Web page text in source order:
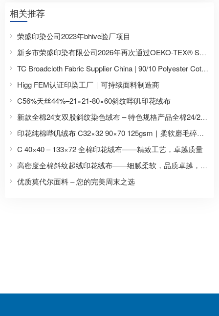
相关推荐
荣盛印染公司2023年bhive验厂项目
新乡市荣盛印染有限公司2026年再次通过OEKO-TEX® STANDARD 100认证，持续提升环保安全面料制造能力
TC Broadcloth Fabric Supplier China | 90/10 Polyester Cotton Shirting Fabric for Africa
Higg FEM认证印染工厂｜可持续面料制造商
C56%天丝44%–21×21-80×60斜纹哔叽印花绒布
新款全棉24支双股斜纹染色绒布 – 特色规格产品全棉24/2×24/2-49×45-2/2染色绒布
印花纯棉哔叽绒布 C32×32 90×70 125gsm｜柔软磨毛碎花睡衣面料厂家
C 40×40 – 133×72 全棉印花绒布——精致工艺，卓越质量
高密度全棉斜纹起绒印花绒布——细腻柔软，品质卓越，专为高端需求设计
优质莫代尔面料 – 您的完美周末之选